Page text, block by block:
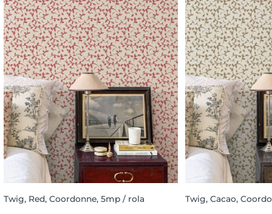
Twig, Red, Coordonne, 5mp / rola Twig, Cacao,